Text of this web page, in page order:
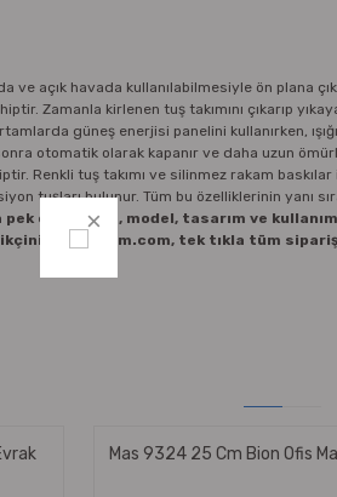
ve açık havada kullanılabilmesiyle ön plana
Zamanla kirlenen tuş takımını çıkarıp
güneş enerjisi panelini kullanırken,
otomatik olarak kapanır ve daha uzun
Renkli tuş takımı ve silinmez rakam baskılar
tuşları bulunur. Tüm bu özelliklerinin yanı
pek çok marka, model, tasarım ve
ofisostim.com, tek tıkla tüm
Mas 9324 25 Cm Bion Ofis